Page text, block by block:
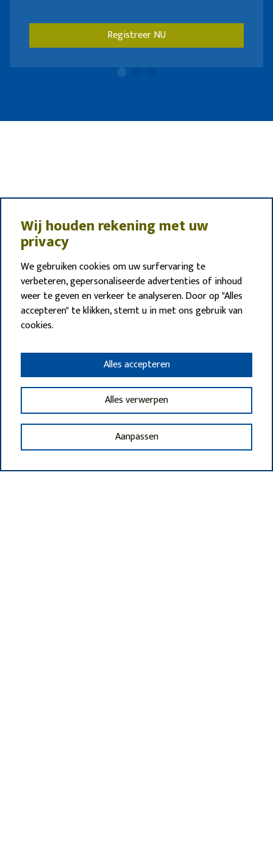
Registreer NU
Wij houden rekening met uw
privacy
We gebruiken cookies om uw surfervaring te
verbeteren, gepersonaliseerde advertenties of inhoud
weer te geven en verkeer te analyseren. Door op "Alles
accepteren" te klikken, stemt u in met ons gebruik van
cookies.
Aanpassen
Alles verwerpen
Alles accepteren